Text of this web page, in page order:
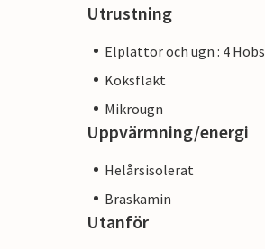
Utrustning
Elplattor och ugn : 4 Hobs
Köksfläkt
Mikrougn
Uppvärmning/energi
Helårsisolerat
Braskamin
Utanför